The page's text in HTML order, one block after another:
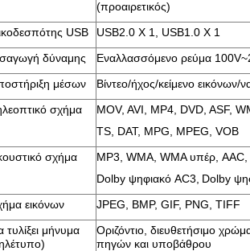
(προαιρετικός)
USB
USB2.0 Χ 1, USB1.0 Χ 1
δύναμης
Εναλλασσόμενο ρεύμα
μέσων
Βίντεο/ήχος/κείμενο εικόνων/
σχήμα
MOV, AVI, MP4, DVD, ASF,
TS, DAT, MPG, MPEG, VOB
σχήμα
MP3, WMA, WMA υπέρ,
Dolby ψηφιακό AC3, Dolby
εικόνων
JPEG, BMP, GIF, PNG, TIFF
τυλίξει μήνυμα
Οριζόντιο, διευθετήσιμο
πηγών και υποβάθρου